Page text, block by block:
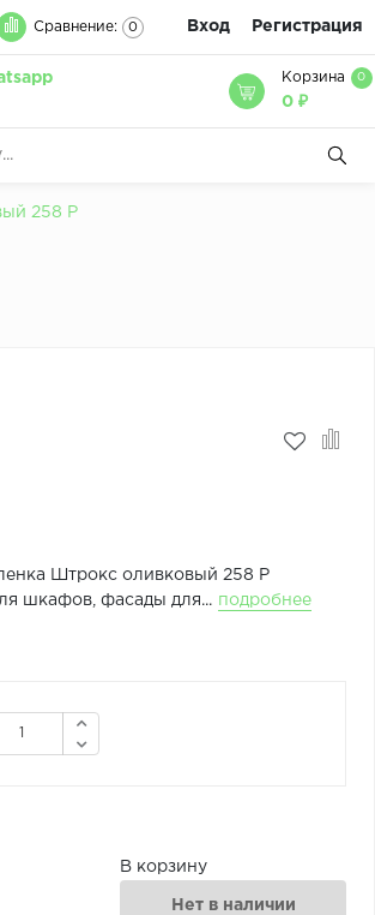
Сравнение: 0 Вход Регистрация
Корзина 0
0 ₽
258 Р
Штрокс оливковый 258 Р
шкафов, фасады для... подробнее
В корзину
Нет в наличии